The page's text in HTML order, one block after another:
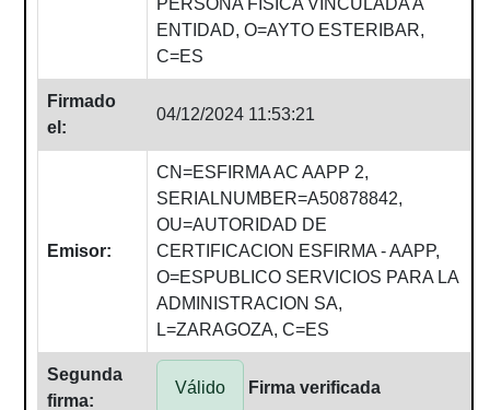
PERSONA FÍSICA VINCULADA A
ENTIDAD, O=AYTO ESTERIBAR,
C=ES
Firmado
el:
04/12/2024 11:53:21
Emisor:
CN=ESFIRMA AC AAPP 2,
SERIALNUMBER=A50878842,
OU=AUTORIDAD DE
CERTIFICACION ESFIRMA - AAPP,
O=ESPUBLICO SERVICIOS PARA LA
ADMINISTRACION SA,
L=ZARAGOZA, C=ES
Segunda
firma:
Válido Firma verificada